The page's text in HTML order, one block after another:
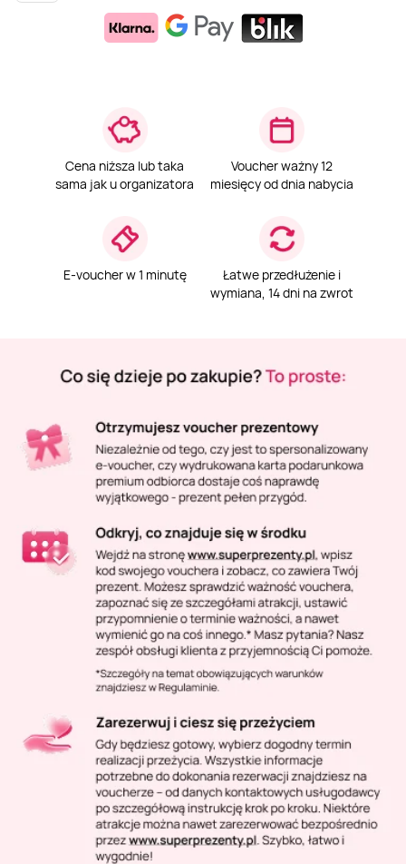
Weekend w SPA
Masaż klasyczny
Masaż sportowy
Masaż Shiatsu
Masaż Antycellulitowy
Masaż całego ciała
Masaż orientalny
Pojazdy specjalne
Pojazdy militarne
Fitness
Tenis
Kurs żeglarski
Cena niższa lub taka
sama jak u organizatora
Voucher ważny 12
miesięcy od dnia nabycia
E-voucher w 1 minutę
Łatwe przedłużenie i
wymiana, 14 dni na zwrot